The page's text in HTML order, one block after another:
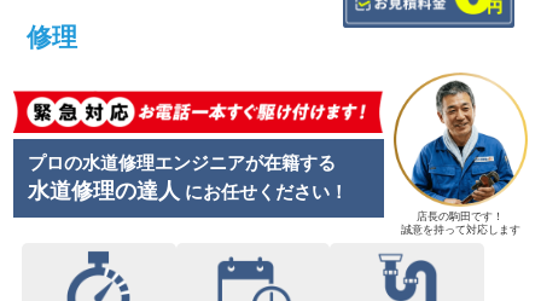
修理
プロの水道修理エンジニアが在籍する
水道修理の達人 にお任せください！
店長の駒田です！
誠意を持って対応します